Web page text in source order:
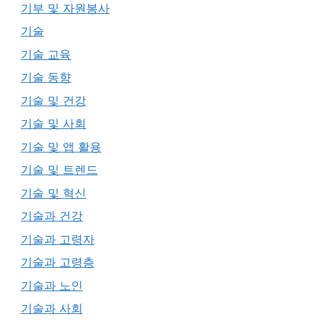
기부 및 자원봉사
기술
기술 교육
기술 동향
기술 및 건강
기술 및 사회
기술 및 앱 활용
기술 및 트렌드
기술 및 혁신
기술과 건강
기술과 고령자
기술과 고령층
기술과 노인
기술과 사회